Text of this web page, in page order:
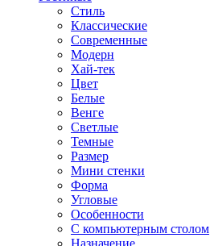
Стиль
Классические
Современные
Модерн
Хай-тек
Цвет
Белые
Венге
Светлые
Темные
Размер
Мини стенки
Форма
Угловые
Особенности
С компьютерным столом
Назначение